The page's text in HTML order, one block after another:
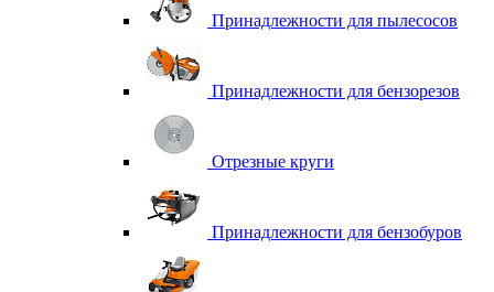
Принадлежности для пылесосов
Принадлежности для бензорезов
Отрезные круги
Принадлежности для бензобуров